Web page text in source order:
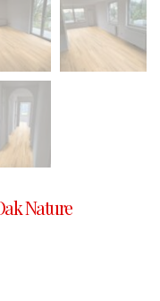
Nature